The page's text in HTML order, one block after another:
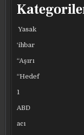
Yasak
‘ihbar
“Aşırı
“Hedef
1
ABD
acı